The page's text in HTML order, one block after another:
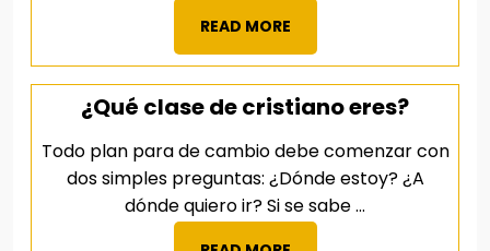
READ MOREREAD
MORE
¿Qué clase de cristiano eres?
Todo plan para de cambio debe comenzar con
dos simples preguntas: ¿Dónde estoy? ¿A
dónde quiero ir? Si se sabe ...
READ